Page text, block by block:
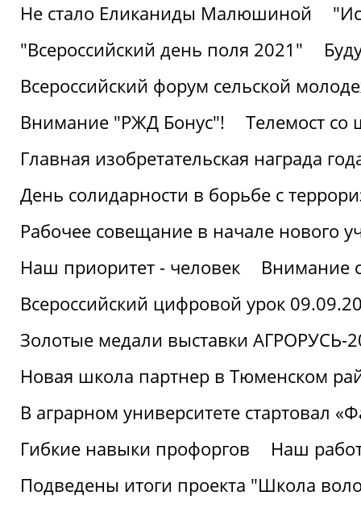
Не стало Еликаниды Малюшиной
"Всероссийский день поля 2021"
Всероссийский форум сельской
Внимание "РЖД Бонус"!
Телемост
Главная изобретательская награда
День солидарности в борьбе с
Рабочее совещание в начале нового
Наш приоритет - человек
Внимание
Всероссийский цифровой урок
Золотые медали выставки АГРОРУСЬ-
Новая школа партнер в Тюменском
В аграрном университете стартовал
Гибкие навыки профоргов
Наш
Подведены итоги проекта "Школа